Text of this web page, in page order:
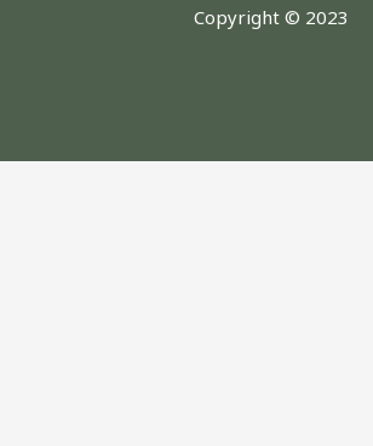
Copyright © 2023